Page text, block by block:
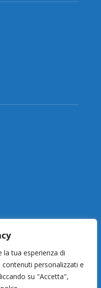
tua esperienza di
personalizzati e
su "Accetta",